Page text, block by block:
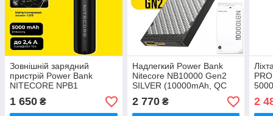
Зовнішній зарядний
пристрій Power Bank
NITECORE NPB1
(5000mAh, 18W, QC 3.0,
Micro-USB, IP68
1 650 ₴
Надлегкий Power Bank
Nitecore NB10000 Gen2
SILVER (10000mAh, QC
3.0, 18W, USB-C, USB-A,
IPX5)
2 770₴ 2